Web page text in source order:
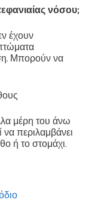
νόσου;
έχουν
Μπορούν να
μέρη του άνω
περιλαμβάνει
ή το στομάχι.